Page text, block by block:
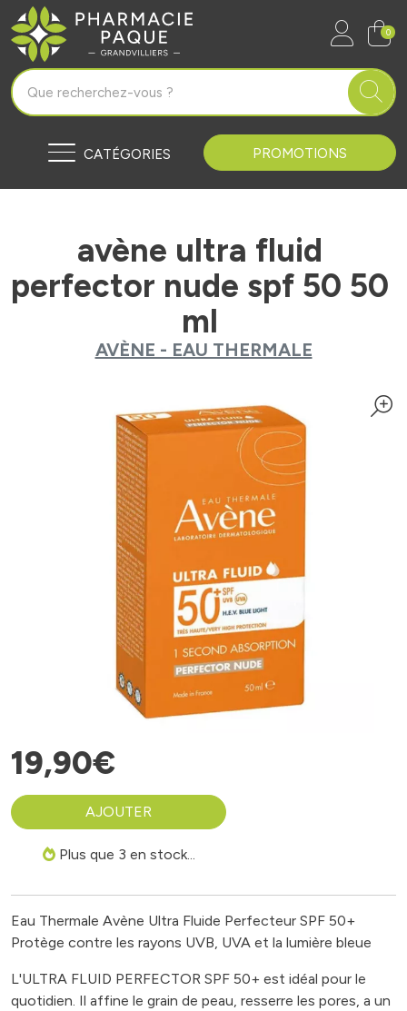
Pharmacie Paque Grandvilliers
0
CATÉGORIES PROMOTIONS
avène ultra fluid
perfector nude spf 50 50
ml
AVÈNE - EAU THERMALE
19,90€
AJOUTER
Plus que 3 en stock...
Eau Thermale Avène Ultra Fluide Perfecteur SPF 50+
Protège contre les rayons UVB, UVA et la lumière bleue
L'ULTRA FLUID PERFECTOR SPF 50+ est idéal pour le
quotidien. Il affine le grain de peau, resserre les pores, a un